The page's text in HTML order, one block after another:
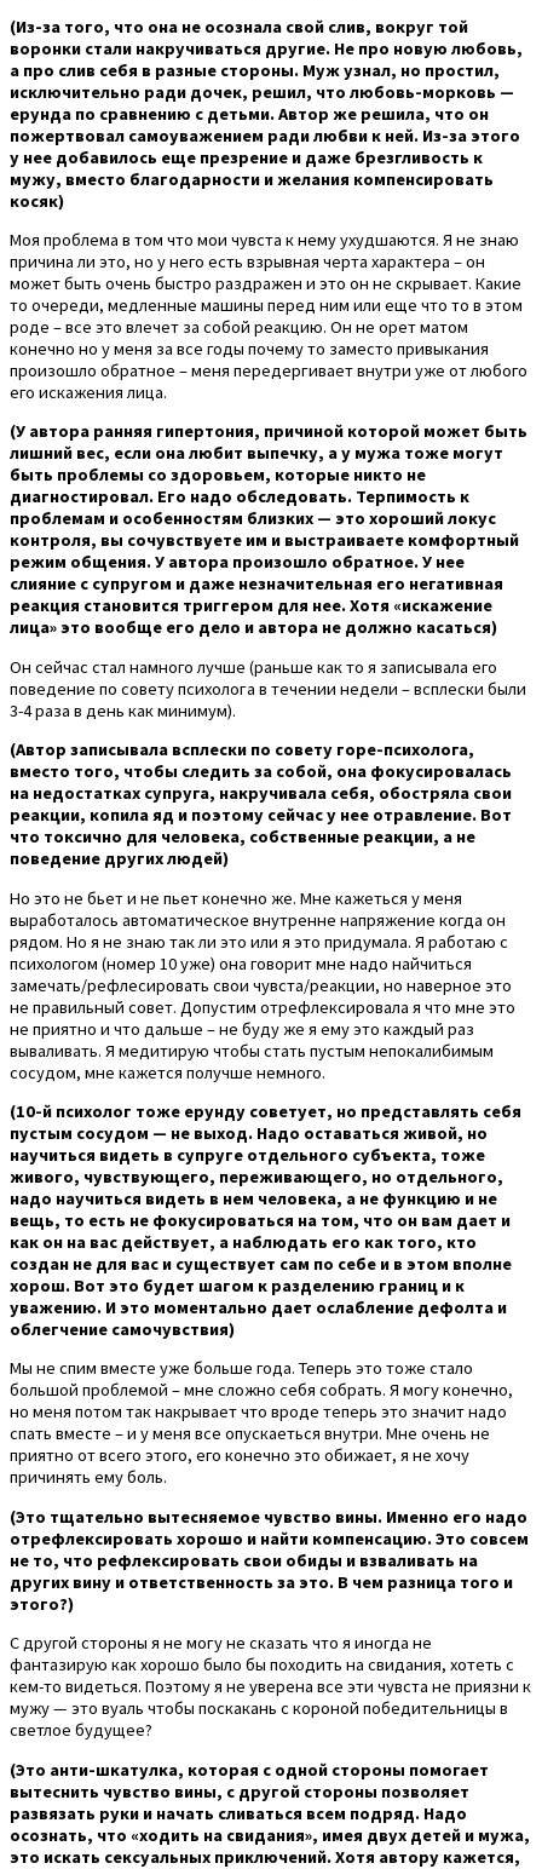
(Из-за того, что она не осознала свой слив, вокруг той
воронки стали накручиваться другие. Не про новую любовь,
а про слив себя в разные стороны. Муж узнал, но простил,
исключительно ради дочек, решил, что любовь-морковь —
ерунда по сравнению с детьми. Автор же решила, что он
пожертвовал самоуважением ради любви к ней. Из-за этого
у нее добавилось еще презрение и даже брезгливость к
мужу, вместо благодарности и желания компенсировать
косяк)
Моя проблема в том что мои чувста к нему ухудшаются. Я не знаю
причина ли это, но у него есть взрывная черта характера – он
может быть очень быстро раздражен и это он не скрывает. Какие
то очереди, медленные машины перед ним или еще что то в этом
роде – все это влечет за собой реакцию. Он не орет матом
конечно но у меня за все годы почему то заместо привыкания
произошло обратное – меня передергивает внутри уже от любого
его искажения лица.
(У автора ранняя гипертония, причиной которой может быть
лишний вес, если она любит выпечку, а у мужа тоже могут
быть проблемы со здоровьем, которые никто не
диагностировал. Его надо обследовать. Терпимость к
проблемам и особенностям близких — это хороший локус
контроля, вы сочувствуете им и выстраиваете комфортный
режим общения. У автора произошло обратное. У нее
слияние с супругом и даже незначительная его негативная
реакция становится триггером для нее. Хотя «искажение
лица» это вообще его дело и автора не должно касаться)
Он сейчас стал намного лучше (раньше как то я записывала его
поведение по совету психолога в течении недели – всплески были
3-4 раза в день как минимум).
(Автор записывала всплески по совету горе-психолога,
вместо того, чтобы следить за собой, она фокусировалась
на недостатках супруга, накручивала себя, обостряла свои
реакции, копила яд и поэтому сейчас у нее отравление. Вот
что токсично для человека, собственные реакции, а не
поведение других людей)
Но это не бьет и не пьет конечно же. Мне кажеться у меня
выработалось автоматическое внутренне напряжение когда он
рядом. Но я не знаю так ли это или я это придумала. Я работаю с
психологом (номер 10 уже) она говорит мне надо найчиться
замечать/рефлесировать свои чувста/реакции, но наверное это
не правильный совет. Допустим отрефлексировала я что мне это
не приятно и что дальше – не буду же я ему это каждый раз
вываливать. Я медитирую чтобы стать пустым непокалибимым
сосудом, мне кажется получше немного.
(10-й психолог тоже ерунду советует, но представлять себя
пустым сосудом — не выход. Надо оставаться живой, но
научиться видеть в супруге отдельного субъекта, тоже
живого, чувствующего, переживающего, но отдельного,
надо научиться видеть в нем человека, а не функцию и не
вещь, то есть не фокусироваться на том, что он вам дает и
как он на вас действует, а наблюдать его как того, кто
создан не для вас и существует сам по себе и в этом вполне
хорош. Вот это будет шагом к разделению границ и к
уважению. И это моментально дает ослабление дефолта и
облегчение самочувствия)
Мы не спим вместе уже больше года. Теперь это тоже стало
большой проблемой – мне сложно себя собрать. Я могу конечно,
но меня потом так накрывает что вроде теперь это значит надо
спать вместе – и у меня все опускаеться внутри. Мне очень не
приятно от всего этого, его конечно это обижает, я не хочу
причинять ему боль.
(Это тщательно вытесняемое чувство вины. Именно его надо
отрефлексировать хорошо и найти компенсацию. Это совсем
не то, что рефлексировать свои обиды и взваливать на
других вину и ответственность за это. В чем разница того и
этого?)
С другой стороны я не могу не сказать что я иногда не
фантазирую как хорошо было бы походить на свидания, хотеть с
кем-то видеться. Поэтому я не уверена все эти чувста не приязни к
мужу — это вуаль чтобы поскакань с короной победительницы в
светлое будущее?
(Это анти-шкатулка, которая с одной стороны помогает
вытеснить чувство вины, с другой стороны позволяет
развязать руки и начать сливаться всем подряд. Надо
осознать, что «ходить на свидания», имея двух детей и мужа,
это искать сексуальных приключений. Хотя автору кажется,